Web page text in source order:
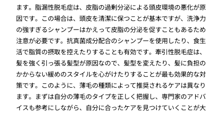
ます。脂漏性脱毛症は、皮脂の過剰分泌による頭皮環境の悪化が原
因です。この場合は、頭皮を清潔に保つことが基本ですが、洗浄力
の強すぎるシャンプーはかえって皮脂の分泌を促すこともあるため
注意が必要です。抗真菌成分配合のシャンプーを使用したり、食生
活で脂質の摂取を控えたりすることも有効です。牽引性脱毛症は、
髪を強く引っ張る髪型が原因なので、髪型を変えたり、髪に負担の
かからない緩めのスタイルを心がけたりすることが最も効果的な対
策です。このように、薄毛の種類によって推奨されるケアは異なり
ます。まずは自分の薄毛のタイプを正しく把握し、専門家のアドバ
イスも参考にしながら、自分に合ったケアを見つけていくことが大